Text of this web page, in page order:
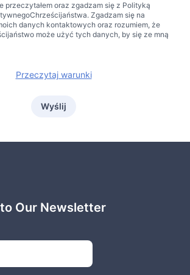
przeczytałem oraz zgadzam się z Polityką
Zgadzam się na
danych kontaktowych oraz rozumiem, że
może użyć tych danych, by się ze mną
Przeczytaj warunki
Wyślij
Our Newsletter